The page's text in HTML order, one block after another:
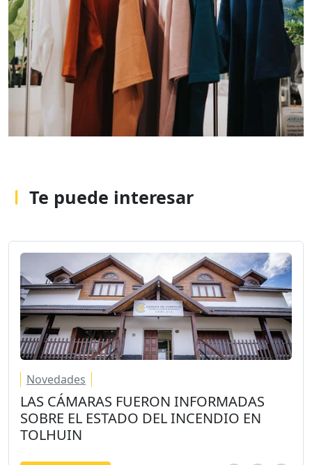
Te puede interesar
Novedades
LAS CÁMARAS FUERON INFORMADAS
SOBRE EL ESTADO DEL INCENDIO EN
TOLHUIN